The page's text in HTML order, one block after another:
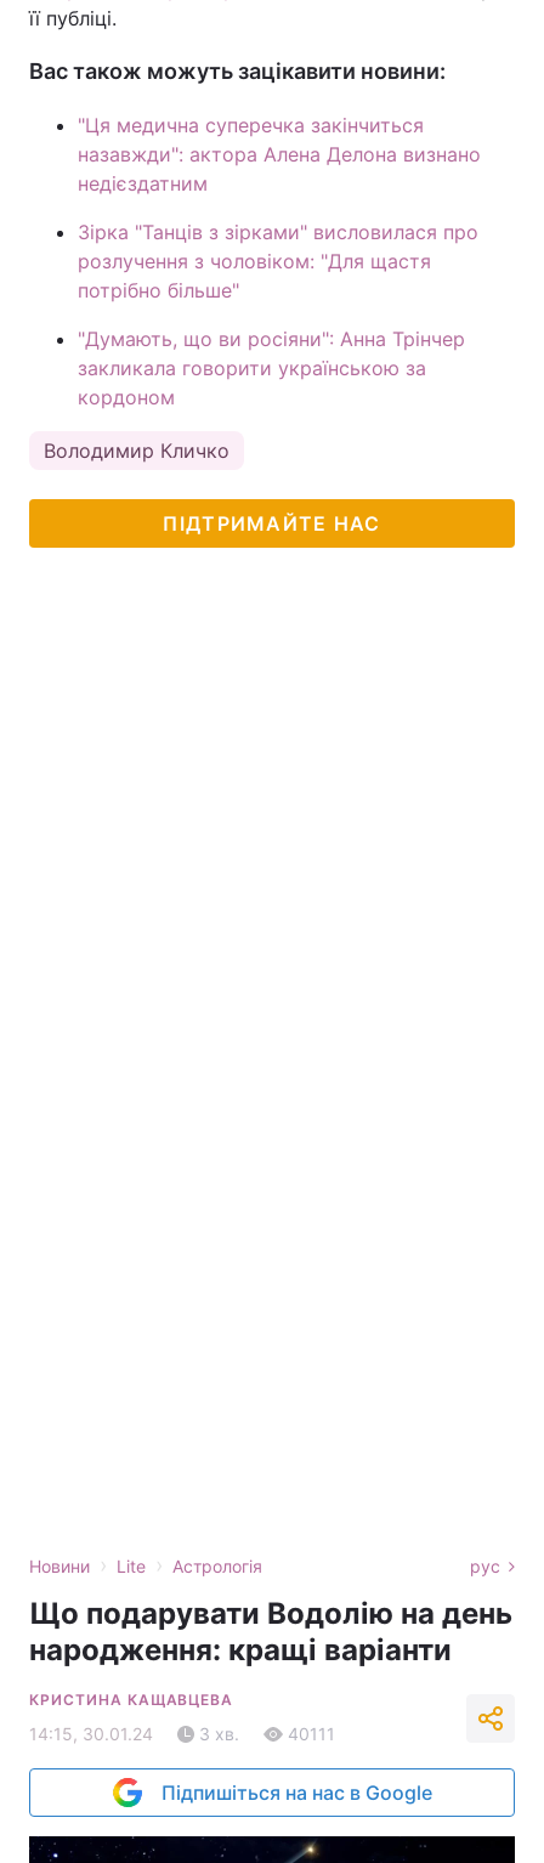
її публіці.
Вас також можуть зацікавити новини:
"Ця медична суперечка закінчиться
назавжди": актора Алена Делона визнано
недієздатним
Зірка "Танців з зірками" висловилася про
розлучення з чоловіком: "Для щастя
потрібно більше"
"Думають, що ви росіяни": Анна Трінчер
закликала говорити українською за
кордоном
Володимир Кличко
ПІДТРИМАЙТЕ НАС
Новини › Lite › Астрологія рус
Що подарувати Водолію на день
народження: кращі варіанти
КРИСТИНА КАЩАВЦЕВА
14:15, 30.01.24 3 хв. 40111
Підпишіться на нас в Google